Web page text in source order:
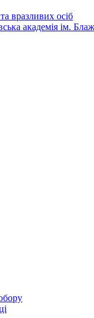
вразливих осіб
академія ім.